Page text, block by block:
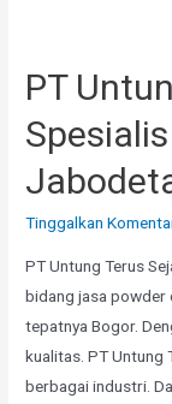
PT
Tinggalkan
PT Untung Terus
bidang jasa powder
tepatnya Bogor.
kualitas. PT Untung
berbagai industri.